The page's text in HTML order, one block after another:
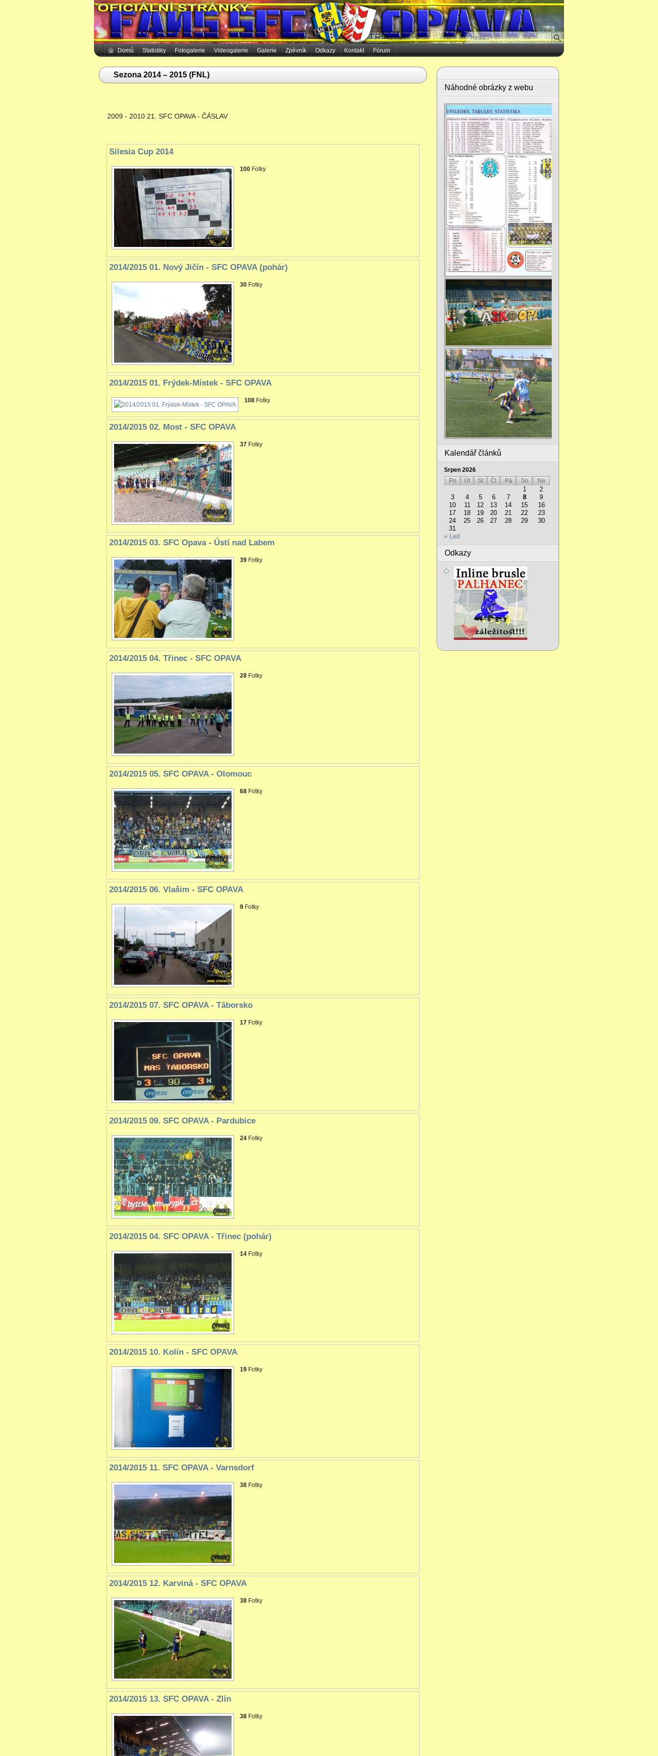
Domů Statistiky Fotogalerie Videogalerie Galerie Zpěvník Odkazy Kontakt Fórum
Náhodné obrázky z webu
Kalendář článků
Srpen 2026
Po
Út St Čt Pá So Ne
1
2
3
4 5 6 7 8
9
10
11 12 13 14 15
16
17
18 19 20 21 22
23
24
25 26 27 28 29
30
31
« Led
Odkazy
Sezona 2014 – 2015 (FNL)
2009 - 2010 21. SFC OPAVA - ČÁSLAV
Silesia Cup 2014
100 Fotky
2014/2015 01. Nový Jičín - SFC OPAVA (pohár)
30 Fotky
2014/2015 01. Frýdek-Místek - SFC OPAVA
108 Fotky
2014/2015 02. Most - SFC OPAVA
37 Fotky
2014/2015 03. SFC Opava - Ústí nad Labem
39 Fotky
2014/2015 04. Třinec - SFC OPAVA
28 Fotky
2014/2015 05. SFC OPAVA - Olomouc
68 Fotky
2014/2015 06. Vlašim - SFC OPAVA
9 Fotky
2014/2015 07. SFC OPAVA - Táborsko
17 Fotky
2014/2015 09. SFC OPAVA - Pardubice
24 Fotky
2014/2015 04. SFC OPAVA - Třinec (pohár)
14 Fotky
2014/2015 10. Kolín - SFC OPAVA
19 Fotky
2014/2015 11. SFC OPAVA - Varnsdorf
38 Fotky
2014/2015 12. Karviná - SFC OPAVA
38 Fotky
2014/2015 13. SFC OPAVA - Zlín
38 Fotky